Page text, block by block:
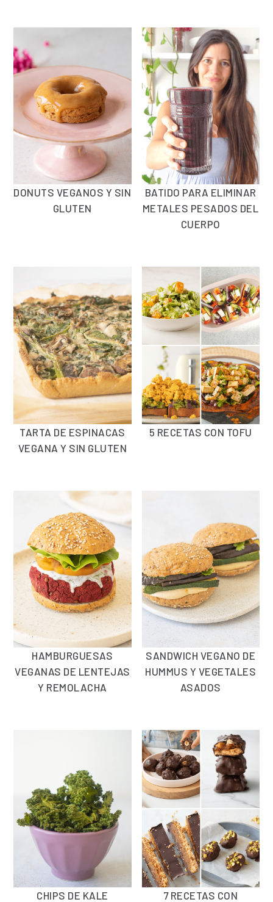
DONUTS VEGANOS Y SIN
GLUTEN
BATIDO PARA ELIMINAR
METALES PESADOS DEL
CUERPO
TARTA DE ESPINACAS
VEGANA Y SIN GLUTEN
5 RECETAS CON TOFU
HAMBURGUESAS
VEGANAS DE LENTEJAS
Y REMOLACHA
SANDWICH VEGANO DE
HUMMUS Y VEGETALES
ASADOS
CHIPS DE KALE
7 RECETAS CON